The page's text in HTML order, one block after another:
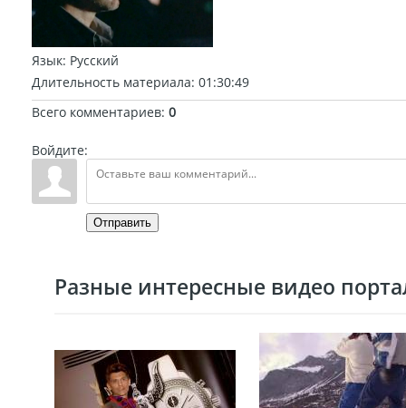
Язык: Русский
Длительность материала: 01:30:49
Всего комментариев: 0
Войдите:
Отправить
Разные интересные видео